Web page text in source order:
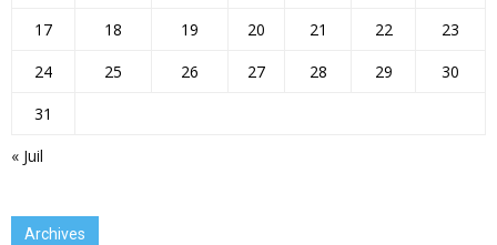
« Juil
17
18 19 20 21 22
23
24
25 26 27 28 29
30
31
Archives